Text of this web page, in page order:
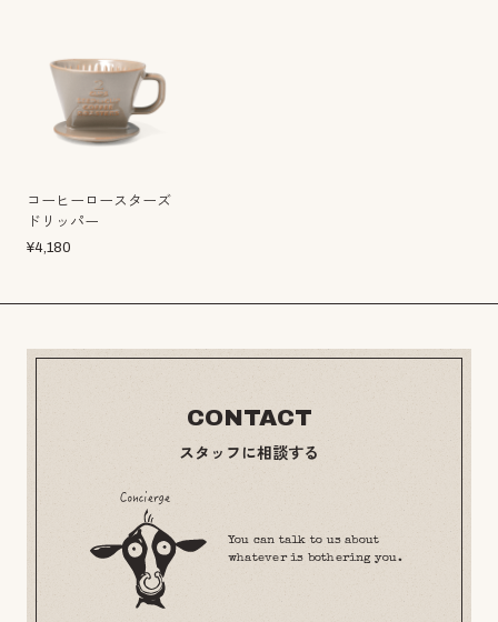
コーヒーロースターズ
ドリッパー
¥4,180
CONTACT
スタッフに相談する
You can talk to us about
whatever is bothering you.